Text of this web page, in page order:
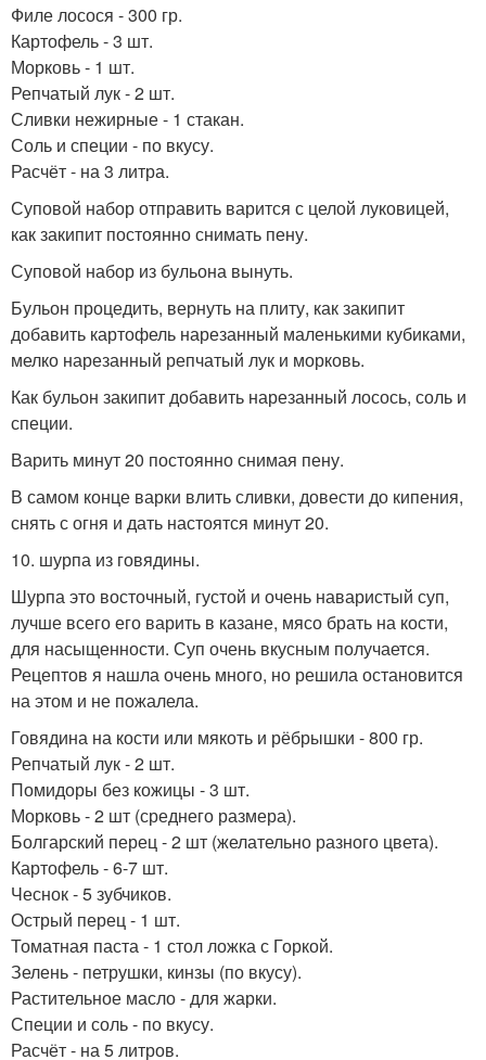
Филе лосося - 300 гр.
Картофель - 3 шт.
Морковь - 1 шт.
Репчатый лук - 2 шт.
Сливки нежирные - 1 стакан.
Соль и специи - по вкусу.
Расчёт - на 3 литра.
Суповой набор отправить варится с целой луковицей,
как закипит постоянно снимать пену.
Суповой набор из бульона вынуть.
Бульон процедить, вернуть на плиту, как закипит
добавить картофель нарезанный маленькими кубиками,
мелко нарезанный репчатый лук и морковь.
Как бульон закипит добавить нарезанный лосось, соль и
специи.
Варить минут 20 постоянно снимая пену.
В самом конце варки влить сливки, довести до кипения,
снять с огня и дать настоятся минут 20.
10. шурпа из говядины.
Шурпа это восточный, густой и очень наваристый суп,
лучше всего его варить в казане, мясо брать на кости,
для насыщенности. Суп очень вкусным получается.
Рецептов я нашла очень много, но решила остановится
на этом и не пожалела.
Говядина на кости или мякоть и рёбрышки - 800 гр.
Репчатый лук - 2 шт.
Помидоры без кожицы - 3 шт.
Морковь - 2 шт (среднего размера).
Болгарский перец - 2 шт (желательно разного цвета).
Картофель - 6-7 шт.
Чеснок - 5 зубчиков.
Острый перец - 1 шт.
Томатная паста - 1 стол ложка с Горкой.
Зелень - петрушки, кинзы (по вкусу).
Растительное масло - для жарки.
Специи и соль - по вкусу.
Расчёт - на 5 литров.